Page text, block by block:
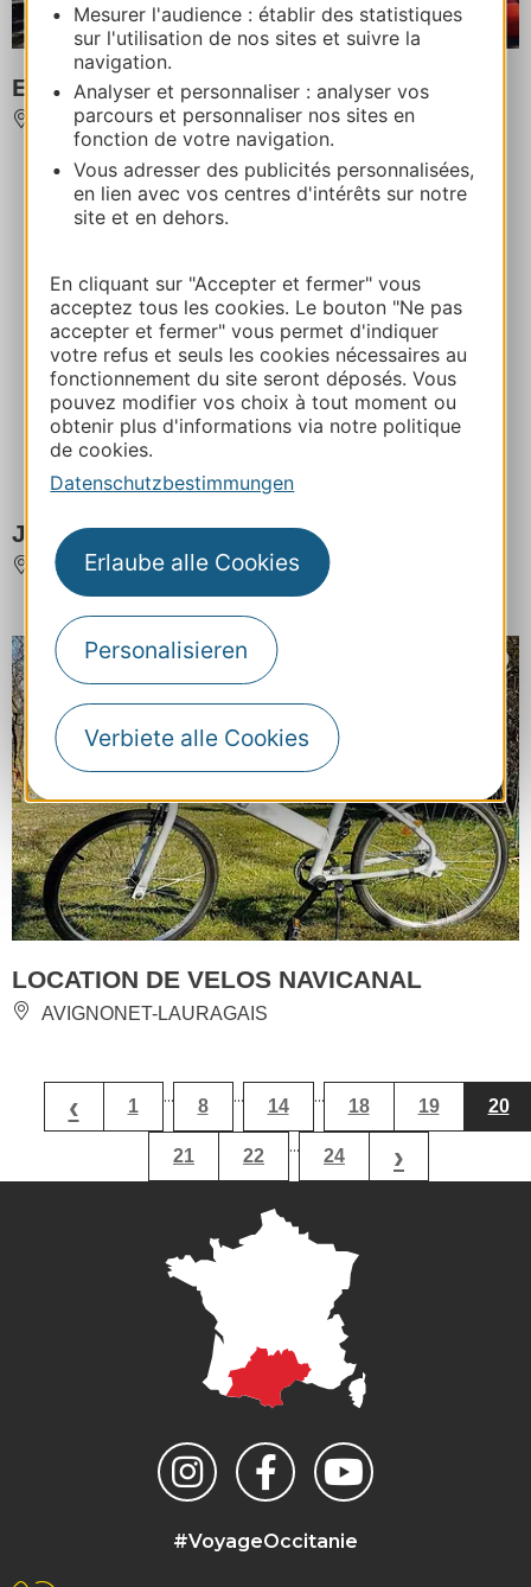
Mesurer l'audience : établir des statistiques
sur l'utilisation de nos sites et suivre la
navigation.
Analyser et personnaliser : analyser vos
parcours et personnaliser nos sites en
fonction de votre navigation.
Vous adresser des publicités personnalisées,
en lien avec vos centres d'intérêts sur notre
site et en dehors.
En cliquant sur "Accepter et fermer" vous
acceptez tous les cookies. Le bouton "Ne pas
accepter et fermer" vous permet d'indiquer
votre refus et seuls les cookies nécessaires au
fonctionnement du site seront déposés. Vous
pouvez modifier vos choix à tout moment ou
obtenir plus d'informations via notre politique
de cookies.
Datenschutzbestimmungen
Erlaube alle Cookies
Personalisieren
Verbiete alle Cookies
Expert Sport Nature
FIGEAC
JOE BIKE
SAINT-LARY-SOULAN
LOCATION DE VELOS NAVICANAL
AVIGNONET-LAURAGAIS
‹ 1 ... 8 ... 14 ... 18 19 20
21 22 ... 24 ›
#VoyageOccitanie